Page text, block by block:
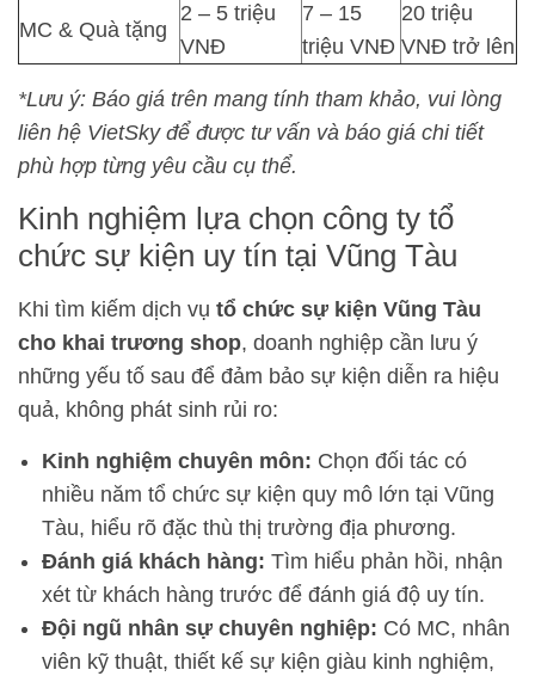
MC & Quà tặng
2 – 5 triệu
VNĐ
7 – 15
triệu VNĐ
20 triệu
VNĐ trở lên
*Lưu ý: Báo giá trên mang tính tham khảo, vui lòng
liên hệ VietSky để được tư vấn và báo giá chi tiết
phù hợp từng yêu cầu cụ thể.
Kinh nghiệm lựa chọn công ty tổ
chức sự kiện uy tín tại Vũng Tàu
Khi tìm kiếm dịch vụ tổ chức sự kiện Vũng Tàu
cho khai trương shop, doanh nghiệp cần lưu ý
những yếu tố sau để đảm bảo sự kiện diễn ra hiệu
quả, không phát sinh rủi ro:
Kinh nghiệm chuyên môn: Chọn đối tác có
nhiều năm tổ chức sự kiện quy mô lớn tại Vũng
Tàu, hiểu rõ đặc thù thị trường địa phương.
Đánh giá khách hàng: Tìm hiểu phản hồi, nhận
xét từ khách hàng trước để đánh giá độ uy tín.
Đội ngũ nhân sự chuyên nghiệp: Có MC, nhân
viên kỹ thuật, thiết kế sự kiện giàu kinh nghiệm,